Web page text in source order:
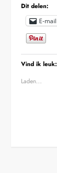
Dit delen:
E-mail
Vind ik leuk:
Laden...